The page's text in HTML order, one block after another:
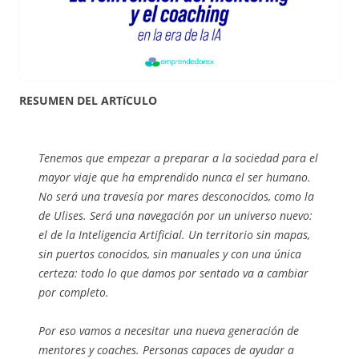
RESUMEN DEL ARTíCULO
Tenemos que empezar a preparar a la sociedad para el
mayor viaje que ha emprendido nunca el ser humano.
No será una travesía por mares desconocidos, como la
de Ulises. Será una navegación por un universo nuevo:
el de la Inteligencia Artificial. Un territorio sin mapas,
sin puertos conocidos, sin manuales y con una única
certeza: todo lo que damos por sentado va a cambiar
por completo.
Por eso vamos a necesitar una nueva generación de
mentores y coaches. Personas capaces de ayudar a